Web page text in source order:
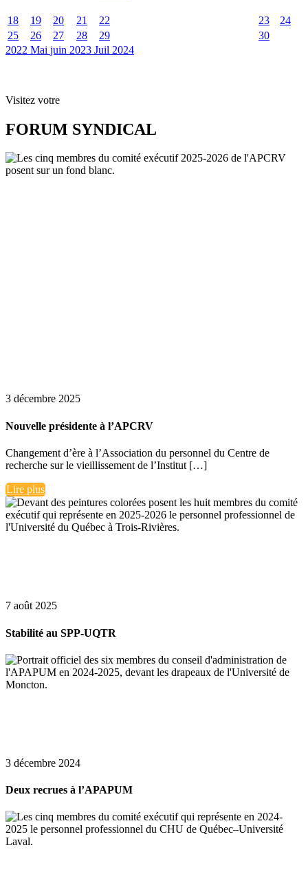
18 19 20 21 22 23
24
25
26 27 28 29
30
2022 Mai juin 2023 Juil 2024
Visitez votre
FORUM SYNDICAL
3 décembre 2025
Nouvelle présidente à l’APCRV
Changement d’ère à l’Association du personnel du Centre de
recherche sur le vieillissement de l’Institut […]
Lire plus
7 août 2025
Stabilité au SPP-UQTR
3 décembre 2024
Deux recrues à l’APAPUM